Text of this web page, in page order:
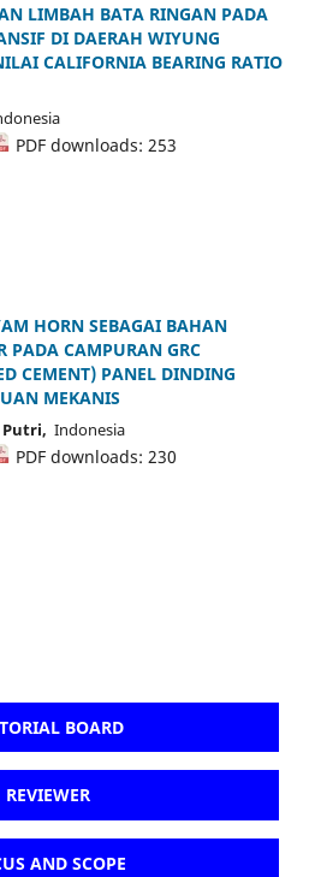
LIMBAH BATA RINGAN PADA
DI DAERAH WIYUNG
CALIFORNIA BEARING RATIO
PDF downloads: 253
HORN SEBAGAI BAHAN
PADA CAMPURAN GRC
CEMENT) PANEL DINDING
MEKANIS
Putri, Indonesia
PDF downloads: 230
BOARD
REVIEWER
AND SCOPE